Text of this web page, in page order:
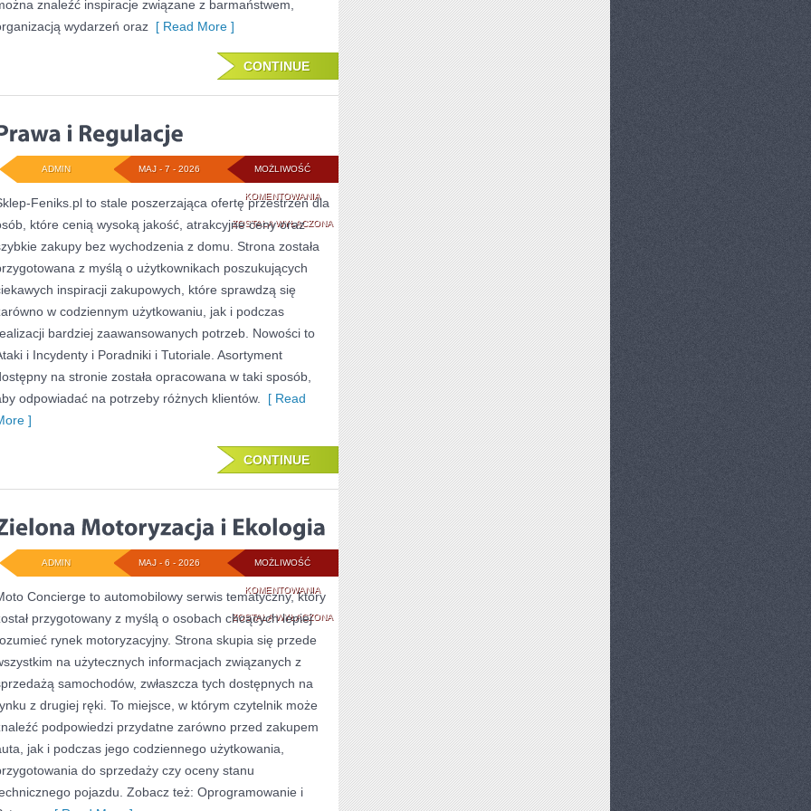
znaleźć inspiracje związane z barmaństwem,
wydarzeń oraz [ Read More ]
CONTINUE
MOŻLIWOŚĆ
KOMENTOWANIAPRAWA
I
REGULACJE
ZOSTAŁA WYŁĄCZONA
MAJ - 7 - 2026
ADMIN
Feniks.pl to stale poszerzająca ofertę przestrzeń dla
które cenią wysoką jakość, atrakcyjne ceny oraz
zakupy bez wychodzenia z domu. Strona została
z myślą o użytkownikach poszukujących
inspiracji zakupowych, które sprawdzą się
w codziennym użytkowaniu, jak i podczas
bardziej zaawansowanych potrzeb. Nowości to
i Incydenty i Poradniki i Tutoriale. Asortyment
na stronie została opracowana w taki sposób,
odpowiadać na potrzeby różnych klientów.
[ Read
]
CONTINUE
MOŻLIWOŚĆ
KOMENTOWANIAZIELONA
MOTORYZACJA
EKOLOGIA
ZOSTAŁA WYŁĄCZONA
MAJ - 6 - 2026
ADMIN
Concierge to automobilowy serwis tematyczny, który
przygotowany z myślą o osobach chcących lepiej
rynek motoryzacyjny. Strona skupia się przede
na użytecznych informacjach związanych z
samochodów, zwłaszcza tych dostępnych na
z drugiej ręki. To miejsce, w którym czytelnik może
podpowiedzi przydatne zarówno przed zakupem
jak i podczas jego codziennego użytkowania,
do sprzedaży czy oceny stanu
pojazdu. Zobacz też: Oprogramowanie i